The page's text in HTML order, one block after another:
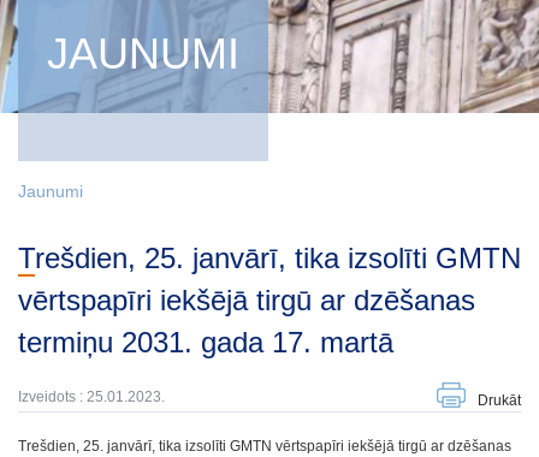
JAUNUMI
Jaunumi
Trešdien, 25. janvārī, tika izsolīti GMTN
vērtspapīri iekšējā tirgū ar dzēšanas
termiņu 2031. gada 17. martā
Izveidots : 25.01.2023. Drukāt
Trešdien, 25. janvārī, tika izsolīti GMTN vērtspapīri iekšējā tirgū ar dzēšanas